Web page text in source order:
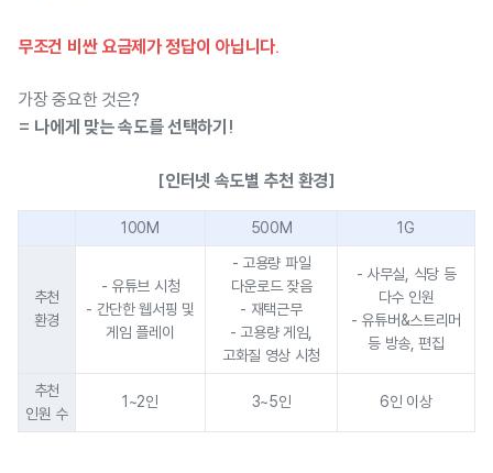
무조건 비싼 요금제가 정답이 아닙니다.
가장 중요한 것은?
= 나에게 맞는 속도를 선택하기!
[인터넷 속도별 추천 환경]
100M 500M 1G
추천
환경
- 유튜브 시청
- 간단한 웹서핑 및
게임 플레이
- 고용량 파일
다운로드 잦음
- 재택근무
- 고용량 게임,
고화질 영상 시청
- 사무실, 식당 등
다수 인원
- 유튜버&스트리머
등 방송, 편집
추천
인원 수
1~2인 3~5인 6인 이상